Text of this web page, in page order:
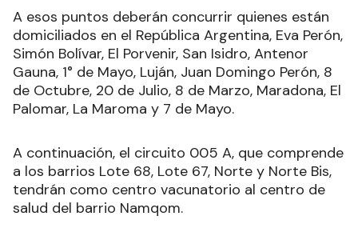
A esos puntos deberán concurrir quienes están
domiciliados en el República Argentina, Eva Perón,
Simón Bolívar, El Porvenir, San Isidro, Antenor
Gauna, 1° de Mayo, Luján, Juan Domingo Perón, 8
de Octubre, 20 de Julio, 8 de Marzo, Maradona, El
Palomar, La Maroma y 7 de Mayo.
A continuación, el circuito 005 A, que comprende
a los barrios Lote 68, Lote 67, Norte y Norte Bis,
tendrán como centro vacunatorio al centro de
salud del barrio Namqom.